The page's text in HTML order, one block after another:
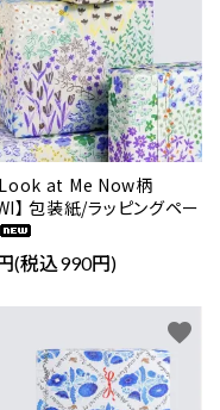
at Me Now柄
】 包装紙/ラッピングペー
(税込990円)
favorite